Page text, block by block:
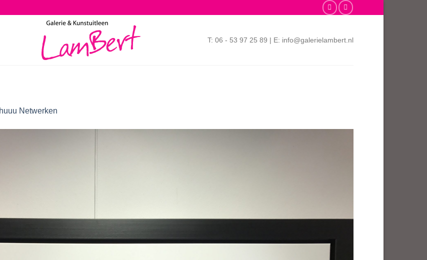
T: 06 - 53 97 25 89 | E: info@galerielambert.nl
Netwerken